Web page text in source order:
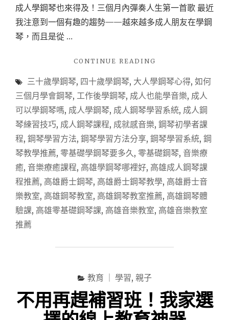
成人學鋼琴也來得及！三個月內彈奏人生第一首歌 最近
我注意到一個有趣的趨勢——越來越多成人朋友在學鋼
琴，而且是從 …
CONTINUE READING
學
鋼
成
人
學
琴
也
來
及！
3
第
一
首
三十歲學鋼琴, 四十歲學鋼琴, 大人學鋼琴心得, 如何
三個月學會鋼琴, 工作後學鋼琴, 成人也能學音樂, 成人
可以學鋼琴嗎, 成人學鋼琴, 成人鋼琴學習系統, 成人鋼
琴練習技巧, 成人鋼琴課程, 成就感音樂, 鋼琴初學者課
程, 鋼琴學習方法, 鋼琴學習方法分享, 鋼琴學習系統, 鋼
琴教學推薦, 零基礎學鋼琴要多久 , 零基礎鋼琴, 音樂療
癒, 音樂療癒課程, 高雄學鋼琴哪裡好, 高雄成人鋼琴課
程推薦, 高雄爵士鋼琴, 高雄爵士鋼琴教學, 高雄爵士音
樂教室, 高雄鋼琴教室, 高雄鋼琴教室推薦, 高雄鋼琴體
驗課, 高雄零基礎鋼琴課, 高雄音樂教室, 高雄音樂教室
推薦
教育 ｜ 學習, 親子
不用再趕補習班！我家選